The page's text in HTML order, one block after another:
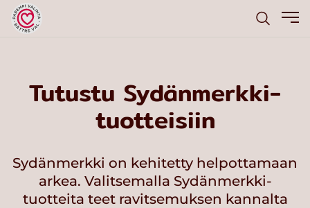
Tutustu Sydänmerkki-
tuotteisiin
Sydänmerkki on kehitetty helpottamaan
arkea. Valitsemalla Sydänmerkki-
tuotteita teet ravitsemuksen kannalta